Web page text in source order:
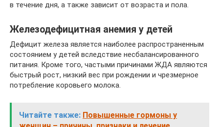
в течение дня, а также зависит от возраста и пола.
Железодефицитная анемия у детей
Дефицит железа является наиболее распространенным
состоянием у детей вследствие несбалансированного
питания. Кроме того, частыми причинами ЖДА являются
быстрый рост, низкий вес при рождении и чрезмерное
потребление коровьего молока.
Читайте также: Повышенные гормоны у